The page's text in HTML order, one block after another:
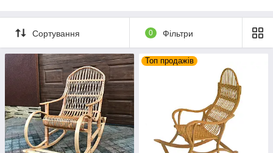
підвищений рівень вологості.
Купити крісло-гойдалку обплетене лозою
прийняти чудове дизайнерське рішення для облаштування
будь-якої кімнати, чи то вітальня, спальня, особистий кабінет,
дитяча, покрита лоджієм, веранда, зимовий сад чи заміський
будинок.
Сортування 0 Фільтри
Топ продажів